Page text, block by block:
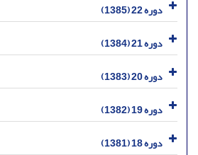
دوره 22 (1385)
دوره 21 (1384)
دوره 20 (1383)
دوره 19 (1382)
دوره 18 (1381)